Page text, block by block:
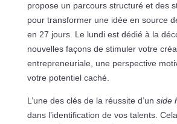
propose un parcours structuré et des
pour transformer une idée en source
en 27 jours. Le lundi est dédié à la
nouvelles façons de stimuler votre
entrepreneuriale, une perspective
votre potentiel caché.
L’une des clés de la réussite d’un side
dans l’identification de vos talents.